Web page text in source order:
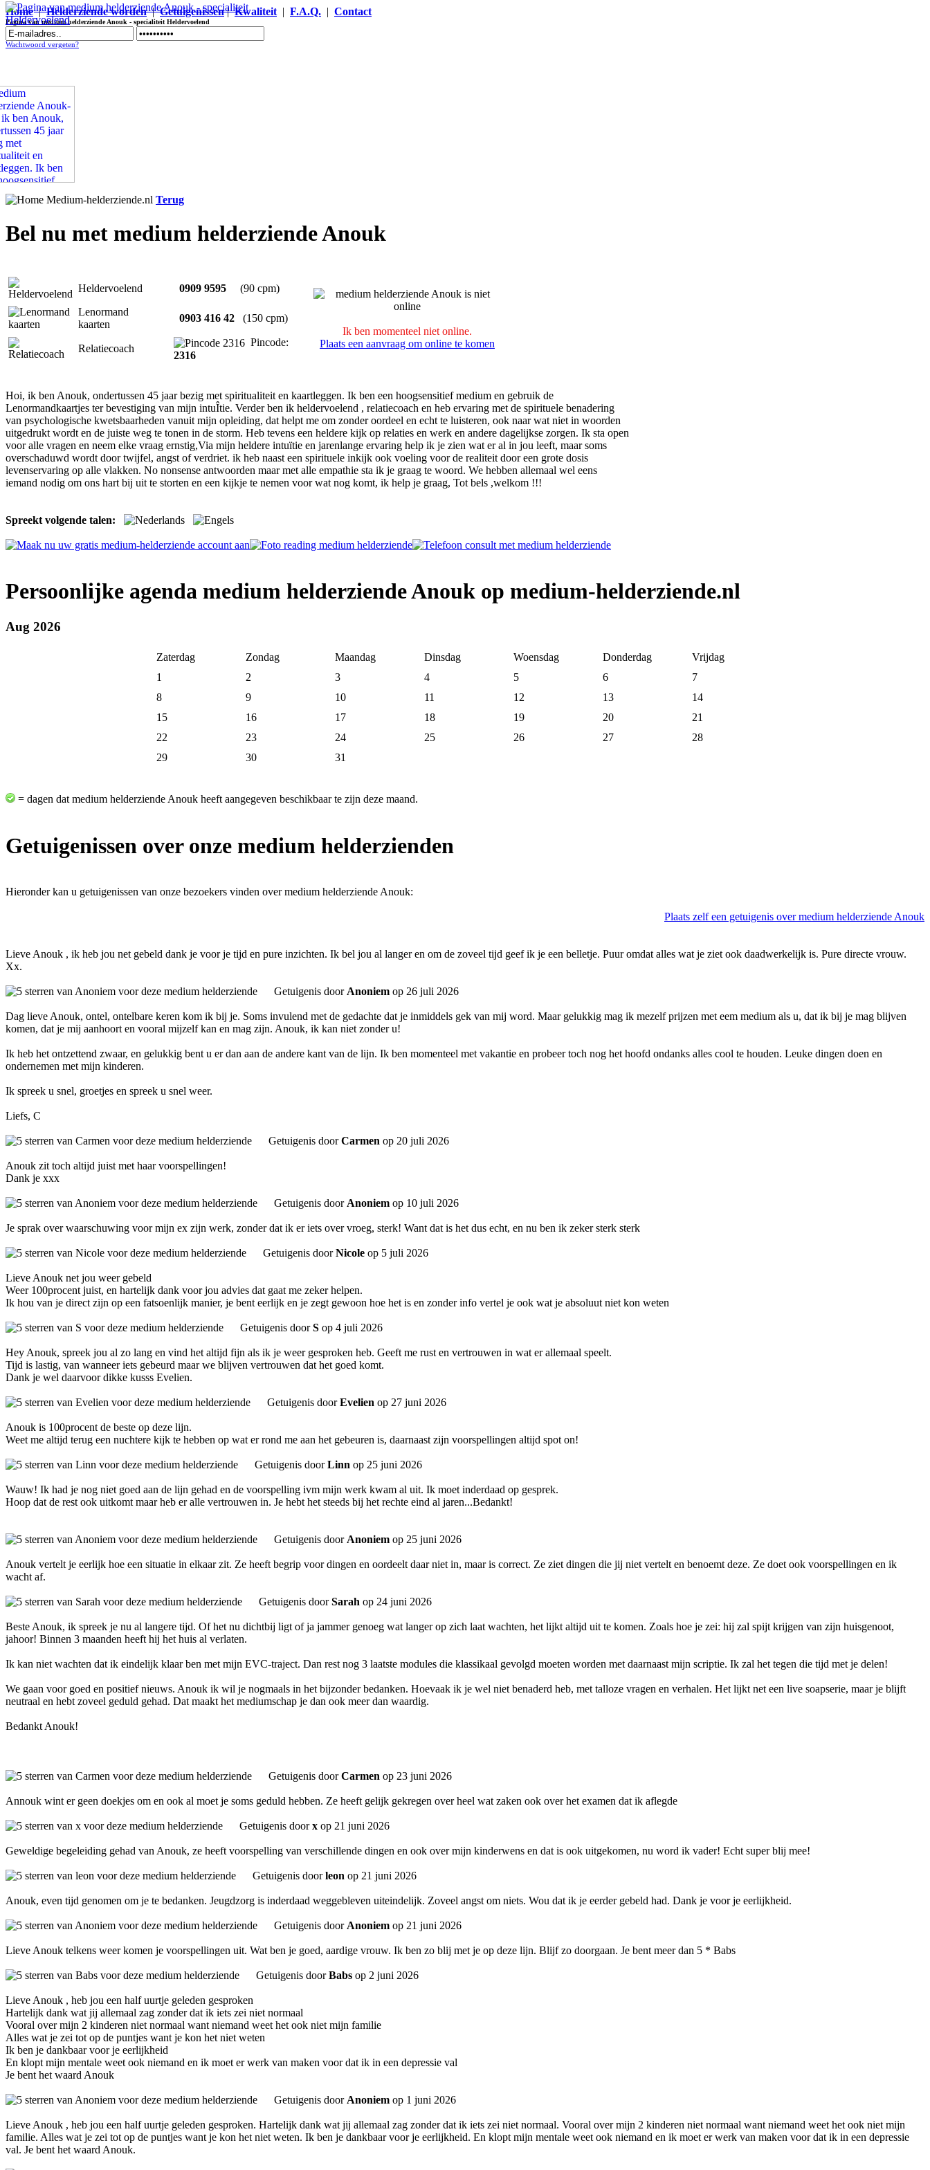
Home|Helderziende worden|Getuigenissen|Kwaliteit | F.A.Q. | Contact
Pagina van medium helderziende Anouk - specialiteit Heldervoelend
Wachtwoord vergeten?
Terug
Bel nu met medium helderziende Anouk
Heldervoelend 0909 9595 (90 cpm)
Ik ben momenteel niet online.
Plaats een aanvraag om online te komen
Lenormand
kaarten
0903 416 42 (150 cpm)
Relatiecoach
Pincode:
2316
Hoi, ik ben Anouk, ondertussen 45 jaar bezig met spiritualiteit en kaartleggen. Ik ben een hoogsensitief medium en gebruik de
Lenormandkaartjes ter bevestiging van mijn intuÎtie. Verder ben ik heldervoelend , relatiecoach en heb ervaring met de spirituele benadering
van psychologische kwetsbaarheden vanuit mijn opleiding, dat helpt me om zonder oordeel en echt te luisteren, ook naar wat niet in woorden
uitgedrukt wordt en de juiste weg te tonen in de storm. Heb tevens een heldere kijk op relaties en werk en andere dagelijkse zorgen. Ik sta open
voor alle vragen en neem elke vraag ernstig,Via mijn heldere intuïtie en jarenlange ervaring help ik je zien wat er al in jou leeft, maar soms
overschaduwd wordt door twijfel, angst of verdriet. ik heb naast een spirituele inkijk ook voeling voor de realiteit door een grote dosis
levenservaring op alle vlakken. No nonsense antwoorden maar met alle empathie sta ik je graag te woord. We hebben allemaal wel eens
iemand nodig om ons hart bij uit te storten en een kijkje te nemen voor wat nog komt, ik help je graag, Tot bels ,welkom !!!
Spreekt volgende talen:
Persoonlijke agenda medium helderziende Anouk op medium-helderziende.nl
Aug 2026
Zaterdag Zondag Maandag Dinsdag Woensdag Donderdag
Vrijdag
1
2 3 4 5 6
7
8
9 10 11 12 13
14
15
16 17 18 19 20
21
22
23 24 25 26 27
28
29
30 31
= dagen dat medium helderziende Anouk heeft aangegeven beschikbaar te zijn deze maand.
Getuigenissen over onze medium helderzienden
Hieronder kan u getuigenissen van onze bezoekers vinden over medium helderziende Anouk:
Plaats zelf een getuigenis over medium helderziende Anouk
Lieve Anouk , ik heb jou net gebeld dank je voor je tijd en pure inzichten. Ik bel jou al langer en om de zoveel tijd geef ik je een belletje. Puur omdat alles wat je ziet ook daadwerkelijk is. Pure directe vrouw.
Xx.
Getuigenis door Anoniem op 26 juli 2026
Dag lieve Anouk, ontel, ontelbare keren kom ik bij je. Soms invulend met de gedachte dat je inmiddels gek van mij word. Maar gelukkig mag ik mezelf prijzen met eem medium als u, dat ik bij je mag blijven
komen, dat je mij aanhoort en vooral mijzelf kan en mag zijn. Anouk, ik kan niet zonder u!
Ik heb het ontzettend zwaar, en gelukkig bent u er dan aan de andere kant van de lijn. Ik ben momenteel met vakantie en probeer toch nog het hoofd ondanks alles cool te houden. Leuke dingen doen en
ondernemen met mijn kinderen.
Ik spreek u snel, groetjes en spreek u snel weer.
Liefs, C
Getuigenis doorCarmen op 20 juli 2026
Anouk zit toch altijd juist met haar voorspellingen!
Dank je xxx
Getuigenis door Anoniem op 10 juli 2026
Je sprak over waarschuwing voor mijn ex zijn werk, zonder dat ik er iets over vroeg, sterk! Want dat is het dus echt, en nu ben ik zeker sterk sterk
Getuigenis doorNicole op 5 juli 2026
Lieve Anouk net jou weer gebeld
Weer 100procent juist, en hartelijk dank voor jou advies dat gaat me zeker helpen.
Ik hou van je direct zijn op een fatsoenlijk manier, je bent eerlijk en je zegt gewoon hoe het is en zonder info vertel je ook wat je absoluut niet kon weten
Getuigenis doorS op 4 juli 2026
Hey Anouk, spreek jou al zo lang en vind het altijd fijn als ik je weer gesproken heb. Geeft me rust en vertrouwen in wat er allemaal speelt.
Tijd is lastig, van wanneer iets gebeurd maar we blijven vertrouwen dat het goed komt.
Dank je wel daarvoor dikke kusss Evelien.
Getuigenis doorEvelien op 27 juni 2026
Anouk is 100procent de beste op deze lijn.
Weet me altijd terug een nuchtere kijk te hebben op wat er rond me aan het gebeuren is, daarnaast zijn voorspellingen altijd spot on!
Getuigenis doorLinn op 25 juni 2026
Wauw! Ik had je nog niet goed aan de lijn gehad en de voorspelling ivm mijn werk kwam al uit. Ik moet inderdaad op gesprek.
Hoop dat de rest ook uitkomt maar heb er alle vertrouwen in. Je hebt het steeds bij het rechte eind al jaren...Bedankt!
Getuigenis door Anoniem op 25 juni 2026
Anouk vertelt je eerlijk hoe een situatie in elkaar zit. Ze heeft begrip voor dingen en oordeelt daar niet in, maar is correct. Ze ziet dingen die jij niet vertelt en benoemt deze. Ze doet ook voorspellingen en ik
wacht af.
Getuigenis doorSarah op 24 juni 2026
Beste Anouk, ik spreek je nu al langere tijd. Of het nu dichtbij ligt of ja jammer genoeg wat langer op zich laat wachten, het lijkt altijd uit te komen. Zoals hoe je zei: hij zal spijt krijgen van zijn huisgenoot,
jahoor! Binnen 3 maanden heeft hij het huis al verlaten.
Ik kan niet wachten dat ik eindelijk klaar ben met mijn EVC-traject. Dan rest nog 3 laatste modules die klassikaal gevolgd moeten worden met daarnaast mijn scriptie. Ik zal het tegen die tijd met je delen!
We gaan voor goed en positief nieuws. Anouk ik wil je nogmaals in het bijzonder bedanken. Hoevaak ik je wel niet benaderd heb, met talloze vragen en verhalen. Het lijkt net een live soapserie, maar je blijft
neutraal en hebt zoveel geduld gehad. Dat maakt het mediumschap je dan ook meer dan waardig.
Bedankt Anouk!
Getuigenis doorCarmen op 23 juni 2026
Annouk wint er geen doekjes om en ook al moet je soms geduld hebben. Ze heeft gelijk gekregen over heel wat zaken ook over het examen dat ik aflegde
Getuigenis doorx op 21 juni 2026
Geweldige begeleiding gehad van Anouk, ze heeft voorspelling van verschillende dingen en ook over mijn kinderwens en dat is ook uitgekomen, nu word ik vader! Echt super blij mee!
Getuigenis doorleon op 21 juni 2026
Anouk, even tijd genomen om je te bedanken. Jeugdzorg is inderdaad weggebleven uiteindelijk. Zoveel angst om niets. Wou dat ik je eerder gebeld had. Dank je voor je eerlijkheid.
Getuigenis door Anoniem op 21 juni 2026
Lieve Anouk telkens weer komen je voorspellingen uit. Wat ben je goed, aardige vrouw. Ik ben zo blij met je op deze lijn. Blijf zo doorgaan. Je bent meer dan 5 * Babs
Getuigenis doorBabs op 2 juni 2026
Lieve Anouk , heb jou een half uurtje geleden gesproken
Hartelijk dank wat jij allemaal zag zonder dat ik iets zei niet normaal
Vooral over mijn 2 kinderen niet normaal want niemand weet het ook niet mijn familie
Alles wat je zei tot op de puntjes want je kon het niet weten
Ik ben je dankbaar voor je eerlijkheid
En klopt mijn mentale weet ook niemand en ik moet er werk van maken voor dat ik in een depressie val
Je bent het waard Anouk
Getuigenis door Anoniem op 1 juni 2026
Lieve Anouk , heb jou een half uurtje geleden gesproken. Hartelijk dank wat jij allemaal zag zonder dat ik iets zei niet normaal. Vooral over mijn 2 kinderen niet normaal want niemand weet het ook niet mijn
familie. Alles wat je zei tot op de puntjes want je kon het niet weten. Ik ben je dankbaar voor je eerlijkheid. En klopt mijn mentale weet ook niemand en ik moet er werk van maken voor dat ik in een depressie
val. Je bent het waard Anouk.